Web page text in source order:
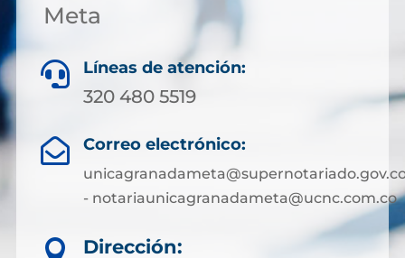
Meta
 Líneas de atención:
320 480 5519
 Correo electrónico:
- notariaunicagranadameta@ucnc.com.co

Dirección: